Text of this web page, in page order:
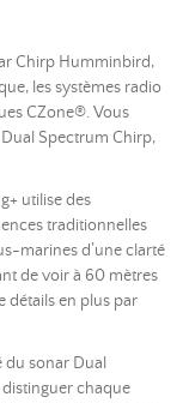
Chirp Humminbird,
les systèmes radio
CZone®. Vous
Spectrum Chirp,
utilise des
traditionnelles
marines d’une clarté
de voir à 60 mètres
détails en plus par
sonar Dual
distinguer chaque